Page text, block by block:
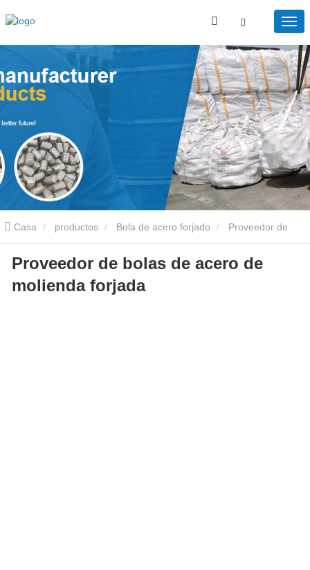
Casa productos Bola de acero forjado
bolas de acero de molienda forjada
Proveedor de bolas de acero de
molienda forjada